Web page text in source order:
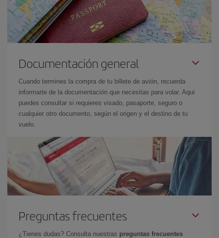
Documentación general
Cuando termines la compra de tu billete de avión, recuerda
informarte de la documentación que necesitas para volar. Aquí
puedes consultar si requieres visado, pasaporte, seguro o
cualquier otro documento, según el origen y el destino de tu
vuelo.
Preguntas frecuentes
¿Tienes dudas? Consulta nuestras preguntas frecuentes